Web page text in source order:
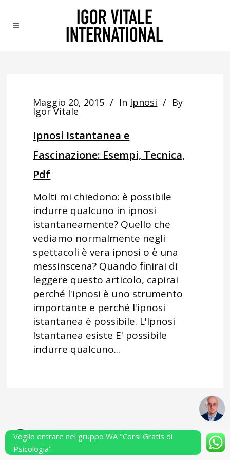
Maggio 20, 2015 In Ipnosi By
Igor Vitale
Ipnosi Istantanea e
Fascinazione: Esempi, Tecnica,
Pdf
Molti mi chiedono: è possibile
indurre qualcuno in ipnosi
istantaneamente? Quello che
vediamo normalmente negli
spettacoli è vera ipnosi o è una
messinscena? Quando finirai di
leggere questo articolo, capirai
perché l'ipnosi è uno strumento
importante e perché l'ipnosi
istantanea è possibile. L'Ipnosi
Istantanea esiste E' possibile
indurre qualcuno...
Powered by Performarsi S.a.s.
Voglio entrare nel gruppo WA "Corsi Gratis di
Psicologia"